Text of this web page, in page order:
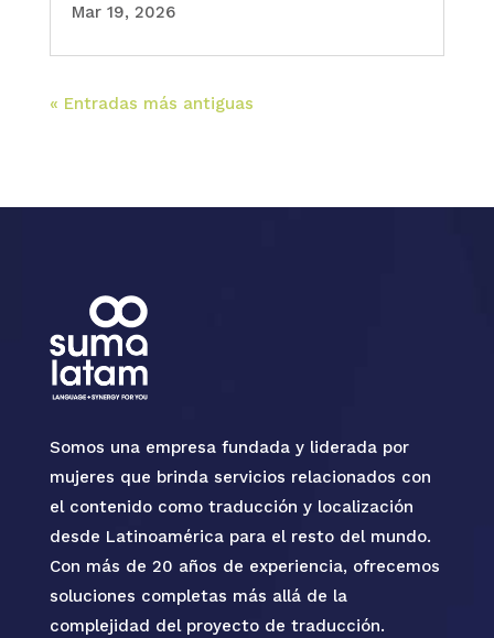
Mar 19, 2026
« Entradas más antiguas
Somos una empresa fundada y liderada por
mujeres que brinda servicios relacionados con
el contenido como traducción y localización
desde Latinoamérica para el resto del mundo.
Con más de 20 años de experiencia, ofrecemos
soluciones completas más allá de la
complejidad del proyecto de traducción.